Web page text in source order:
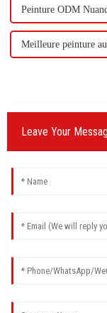
Peinture ODM
Meilleure peinture
Leave Your